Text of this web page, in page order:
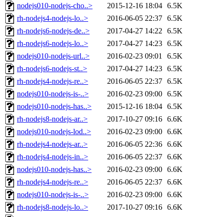
nodejs010-nodejs-cho..>
2015-12-16 18:04 6.5K
rh-nodejs4-nodejs-lo..>
2016-06-05 22:37 6.5K
rh-nodejs6-nodejs-de..>
2017-04-27 14:22 6.5K
rh-nodejs6-nodejs-lo..>
2017-04-27 14:23 6.5K
nodejs010-nodejs-url..>
2016-02-23 09:01
6.5K
rh-nodejs6-nodejs-st..>
2017-04-27 14:23 6.5K
rh-nodejs4-nodejs-re..>
2016-06-05 22:37 6.5K
nodejs010-nodejs-is-..>
2016-02-23 09:00 6.5K
nodejs010-nodejs-has..>
2015-12-16 18:04 6.5K
rh-nodejs8-nodejs-ar..>
2017-10-27 09:16 6.6K
nodejs010-nodejs-lod..>
2016-02-23 09:00 6.6K
rh-nodejs4-nodejs-ar..>
2016-06-05 22:36 6.6K
rh-nodejs4-nodejs-in..>
2016-06-05 22:37 6.6K
nodejs010-nodejs-has..>
2016-02-23 09:00 6.6K
rh-nodejs4-nodejs-re..>
2016-06-05 22:37 6.6K
nodejs010-nodejs-is-..>
2016-02-23 09:00 6.6K
rh-nodejs8-nodejs-lo..>
2017-10-27 09:16 6.6K